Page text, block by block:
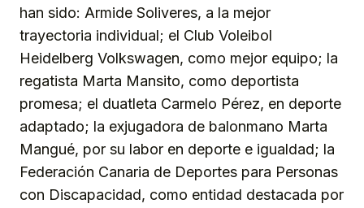
han sido: Armide Soliveres, a la mejor
trayectoria individual; el Club Voleibol
Heidelberg Volkswagen, como mejor equipo; la
regatista Marta Mansito, como deportista
promesa; el duatleta Carmelo Pérez, en deporte
adaptado; la exjugadora de balonmano Marta
Mangué, por su labor en deporte e igualdad; la
Federación Canaria de Deportes para Personas
con Discapacidad, como entidad destacada por